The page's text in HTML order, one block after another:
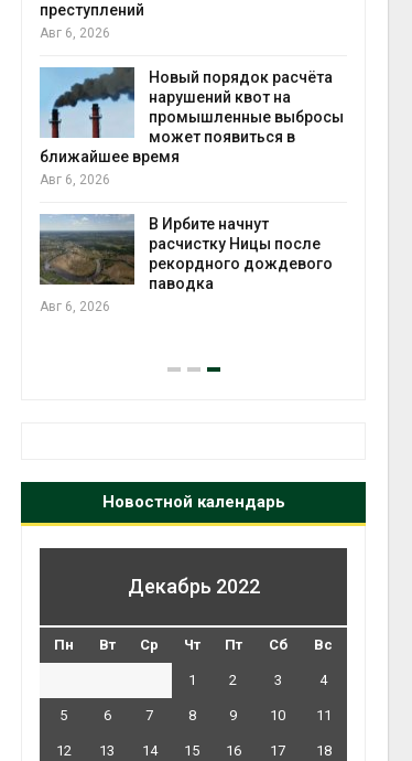
преступлений
Авг 6, 2026
Новый порядок расчёта
нарушений квот на
промышленные выбросы
может появиться в
ближайшее время
Авг 6, 2026
В Ирбите начнут
расчистку Ницы после
рекордного дождевого
паводка
Авг 6, 2026
Новостной календарь
Декабрь 2022
Пн Вт Ср Чт Пт Сб Вс
1 2 3 4
5 6 7 8 9 10 11
12 13 14 15 16 17 18